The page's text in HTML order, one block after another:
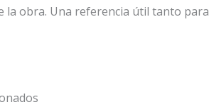
la obra. Una referencia útil tanto